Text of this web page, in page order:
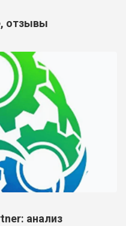
отзывы
анализ